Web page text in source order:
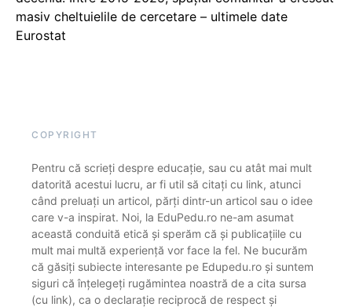
masiv cheltuielile de cercetare – ultimele date
Eurostat
COPYRIGHT
Pentru că scrieți despre educație, sau cu atât mai mult
datorită acestui lucru, ar fi util să citați cu link, atunci
când preluați un articol, părți dintr-un articol sau o idee
care v-a inspirat. Noi, la EduPedu.ro ne-am asumat
această conduită etică și sperăm că și publicațiile cu
mult mai multă experiență vor face la fel. Ne bucurăm
că găsiți subiecte interesante pe Edupedu.ro și suntem
siguri că înțelegeți rugămintea noastră de a cita sursa
(cu link), ca o declarație reciprocă de respect și